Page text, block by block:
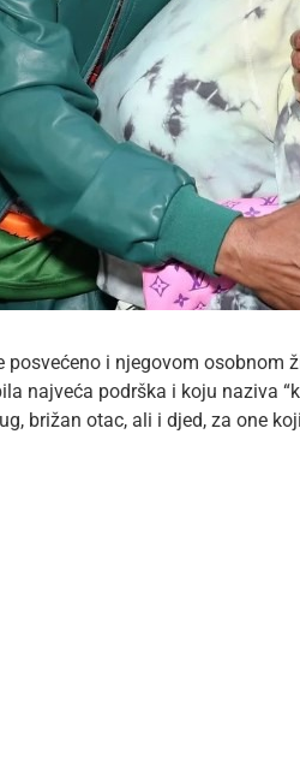
posvećeno i njegovom osobnom
najveća podrška i koju naziva
brižan otac, ali i djed, za one